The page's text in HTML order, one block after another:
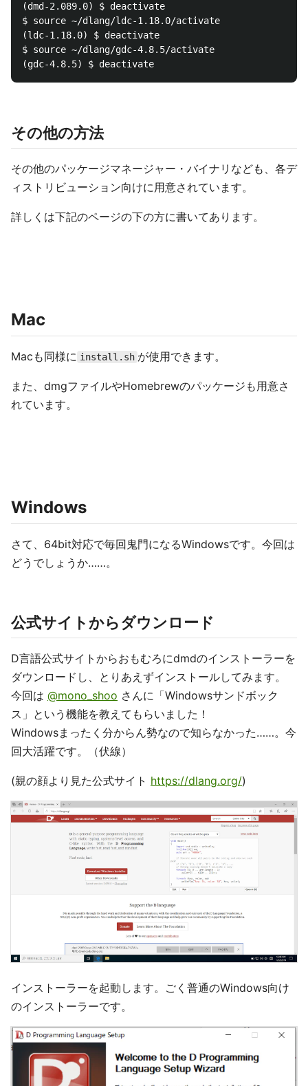
(dmd-2.089.0) $ deactivate
$ source ~/dlang/ldc-1.18.0/activate
(ldc-1.18.0) $ deactivate
$ source ~/dlang/gdc-4.8.5/activate
その他の方法
その他のパッケージマネージャー・バイナリなども、各デ
ィストリビューション向けに用意されています。
詳しくは下記のページの下の方に書いてあります。
Mac
Macも同様に install.sh が使用できます。
また、dmgファイルやHomebrewのパッケージも用意さ
れています。
Windows
さて、64bit対応で毎回鬼門になるWindowsです。今回は
どうでしょうか……。
公式サイトからダウンロード
D言語公式サイトからおもむろにdmdのインストーラーを
ダウンロードし、とりあえずインストールしてみます。
今回は @mono_shoo さんに「Windowsサンドボック
ス」という機能を教えてもらいました！
Windowsまったく分からん勢なので知らなかった……。今
回大活躍です。（伏線）
(親の顔より見た公式サイト https://dlang.org/)
インストーラーを起動します。ごく普通のWindows向け
のインストーラーです。